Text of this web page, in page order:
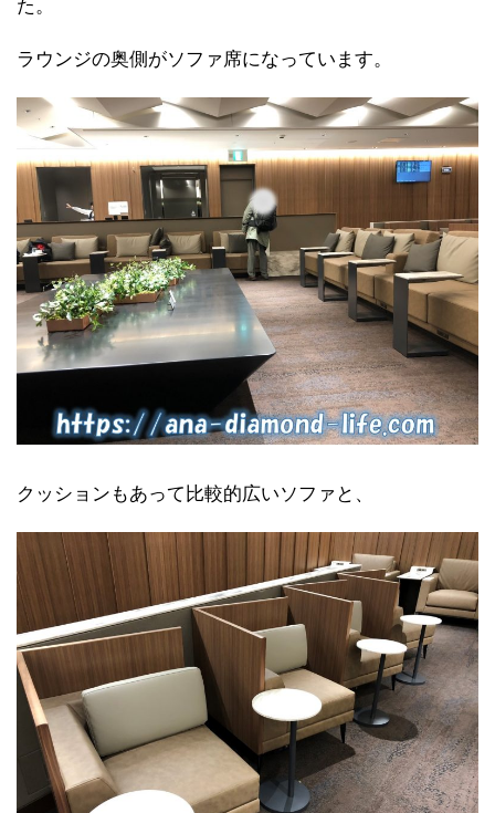
た。
ラウンジの奥側がソファ席になっています。
クッションもあって比較的広いソファと、